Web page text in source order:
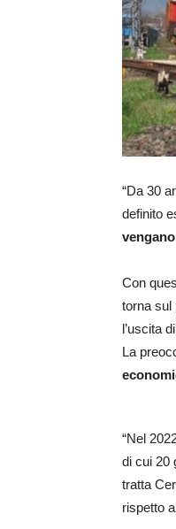
“Da 30
definito
Con
torna sul
l’uscita
La
“Nel
di cui 20
tratta
rispetto